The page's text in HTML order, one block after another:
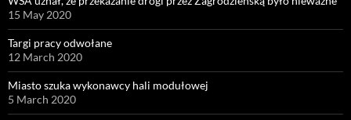
15 May 2020
Targi pracy odwołane
12 March 2020
Miasto szuka wykonawcy hali modułowej
5 March 2020